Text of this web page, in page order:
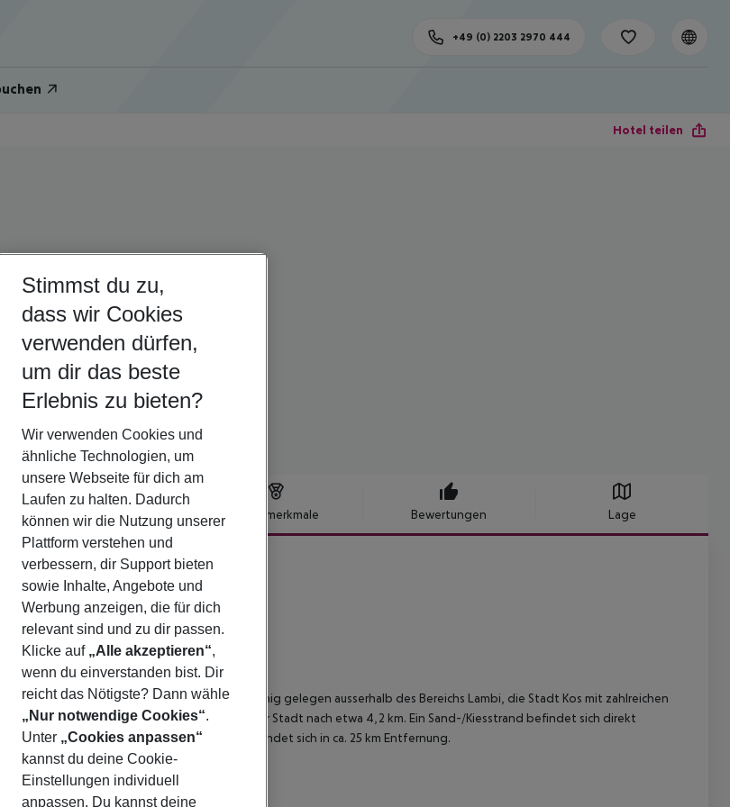
+49 (0) 2203 2970 444
Hotel teilen
Hotelbeschreibung Hotelmerkmale Bewertungen Lage
Hotel
4
All-Inklusive Hotel !
direkt oberhalb der Küstenstrasse und ist ruhig gelegen ausserhalb des Bereichs Lambi, die Stadt Kos mit zahlreichen
man nach etwa 3 km und den Hafen der Stadt nach etwa 4,2 km. Ein Sand-/Kiesstrand befindet sich direkt
des Hotels. Der Flughefen der Insel befindet sich in ca. 25 km Entfernung.
Stimmst du zu,
dass wir Cookies
verwenden dürfen,
um dir das beste
Erlebnis zu bieten?
Wir verwenden Cookies und
ähnliche Technologien, um
unsere Webseite für dich am
Laufen zu halten. Dadurch
können wir die Nutzung unserer
Plattform verstehen und
verbessern, dir Support bieten
sowie Inhalte, Angebote und
Werbung anzeigen, die für dich
relevant sind und zu dir passen.
Klicke auf „Alle akzeptieren“,
wenn du einverstanden bist. Dir
reicht das Nötigste? Dann wähle
„Nur notwendige Cookies“.
Unter „Cookies anpassen“
kannst du deine Cookie-
Einstellungen individuell
anpassen. Du kannst deine